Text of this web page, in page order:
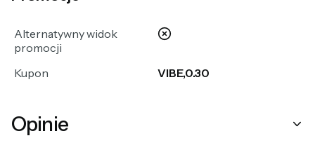
Alternatywny widok
promocji
nie
Kupon VIBE,0.30
Opinie